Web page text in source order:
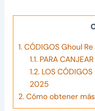
1.CÓDIGOS Ghoul Re
1.1.PARA
1.2.LOS
2025
2.Cómo obtener